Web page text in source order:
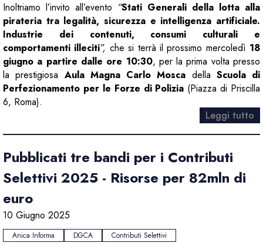
Inoltriamo l’invito all’evento “Stati Generali della lotta alla
pirateria tra legalità, sicurezza e intelligenza artificiale.
Industrie dei contenuti, consumi culturali e
comportamenti illeciti”, che si terrà il prossimo mercoledì 18
giugno a partire dalle ore 10:30, per la prima volta presso
la prestigiosa Aula Magna Carlo Mosca della Scuola di
Perfezionamento per le Forze di Polizia (Piazza di Priscilla
6, Roma).
Leggi tutto
Pubblicati tre bandi per i Contributi
Selettivi 2025 - Risorse per 82mln di
euro
10 Giugno 2025
Anica Informa DGCA Contributi Selettivi